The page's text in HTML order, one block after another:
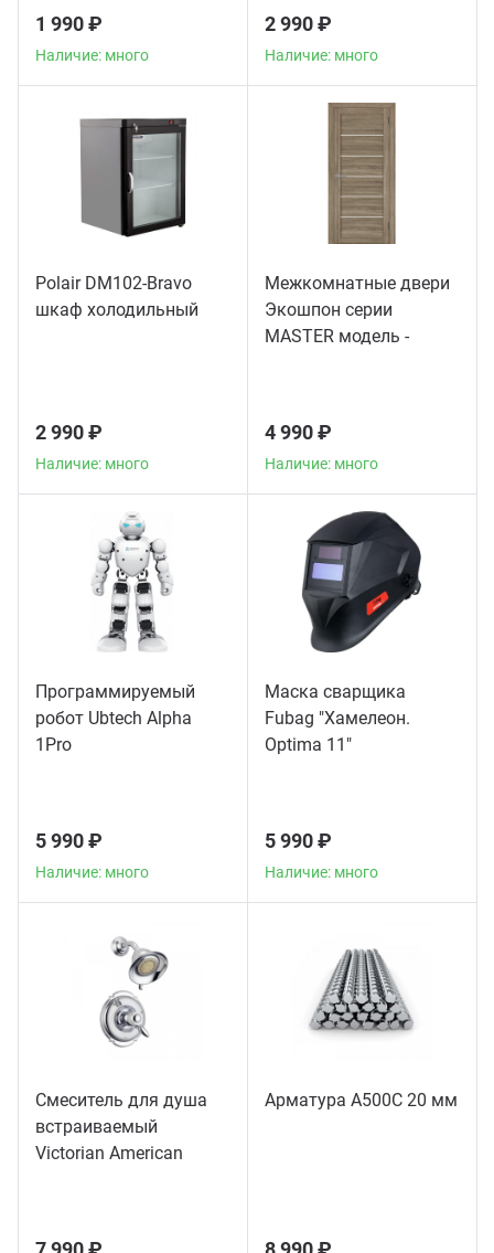
1 990 ₽
Наличие: много
2 990 ₽
Наличие: много
Polair DM102-Bravo
шкаф холодильный
2 990 ₽
Наличие: много
Межкомнатные двери
Экошпон серии
MASTER модель -
4 990 ₽
Наличие: много
Программируемый
робот Ubtech Alpha
1Pro
5 990 ₽
Наличие: много
Маска сварщика
Fubag "Хамелеон.
Optima 11"
5 990 ₽
Наличие: много
Смеситель для душа
встраиваемый
Victorian American
Арматура А500С 20 мм